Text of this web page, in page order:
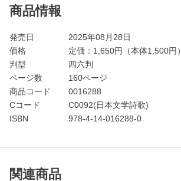
商品情報
発売日
2025年08月28日
価格
定価： 1,650円（本体1,500円）
判型
四六判
ページ数
160ページ
商品コード
0016288
Cコード
C0092(日本文学詩歌)
ISBN
978-4-14-016288-0
関連商品